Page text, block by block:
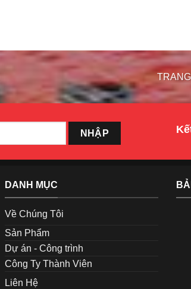
DANH MỤC
Về Chúng Tôi
Sản Phẩm
Dự án - Công trình
Công Ty Thành Viên
Liên Hệ